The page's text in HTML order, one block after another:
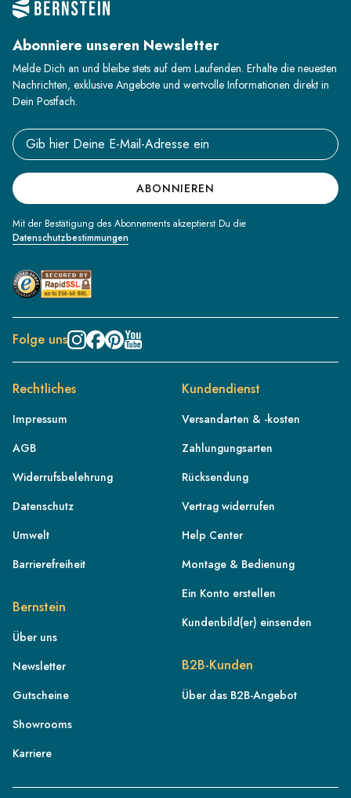
Abonniere unseren Newsletter
Melde Dich an und bleibe stets auf dem Laufenden. Erhalte die neuesten
Nachrichten, exklusive Angebote und wertvolle Informationen direkt in
Dein Postfach.
Email address
ABONNIEREN
Mit der Bestätigung des Abonnements akzeptierst Du die
Datenschutzbestimmungen
Folge uns
Rechtliches
Impressum
AGB
Widerrufsbelehrung
Datenschutz
Umwelt
Barrierefreiheit
Bernstein
Über uns
Newsletter
Gutscheine
Showrooms
Karriere
Kundendienst
Versandarten & -kosten
Zahlungungsarten
Rücksendung
Vertrag widerrufen
Help Center
Montage & Bedienung
Ein Konto erstellen
Kundenbild(er) einsenden
B2B-Kunden
Über das B2B-Angebot
AT
CH
FR
IT